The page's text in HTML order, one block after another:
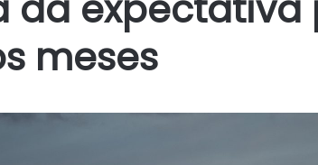
meses